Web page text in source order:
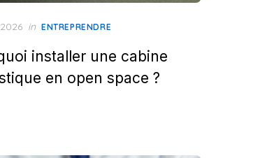
in ENTREPRENDRE
installer une cabine
en open space ?